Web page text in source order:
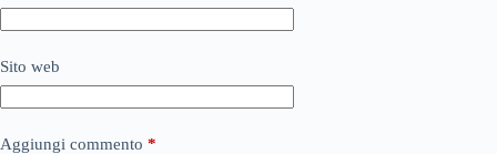
Sito web
Aggiungi commento *